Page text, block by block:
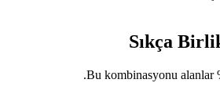
Bu kombinasyonu alanlar